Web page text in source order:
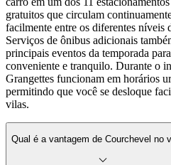
gratuitos que circulam
facilmente entre os diferentes níveis
Serviços de ônibus adicionais
principais eventos da temporada
conveniente e tranquilo. Durante o
Grangettes funcionam em horários
permitindo que você se desloque
vilas.
Qual é a vantagem de Courchevel no